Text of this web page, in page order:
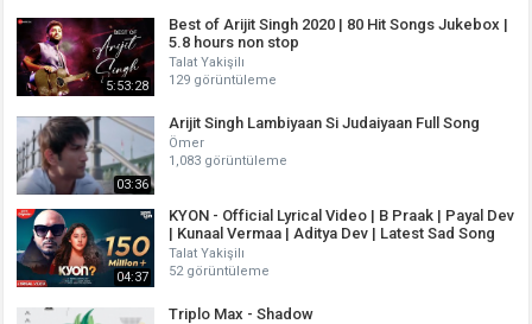
5:53:28
Best of Arijit Singh 2020 | 80 Hit Songs Jukebox |
5.8 hours non stop
Talat Yakişilı
129 görüntüleme
03:36
Arijit Singh Lambiyaan Si Judaiyaan Full Song
Ömer
1,083 görüntüleme
04:37
KYON - Official Lyrical Video | B Praak | Payal Dev
| Kunaal Vermaa | Aditya Dev | Latest Sad Song
Talat Yakişilı
52 görüntüleme
Triplo Max - Shadow